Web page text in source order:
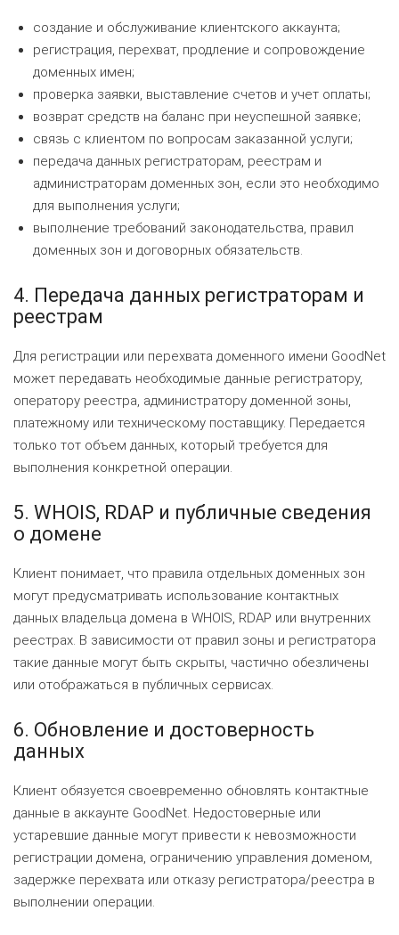
создание и обслуживание клиентского аккаунта;
регистрация, перехват, продление и сопровождение
доменных имен;
проверка заявки, выставление счетов и учет оплаты;
возврат средств на баланс при неуспешной заявке;
связь с клиентом по вопросам заказанной услуги;
передача данных регистраторам, реестрам и
администраторам доменных зон, если это необходимо
для выполнения услуги;
выполнение требований законодательства, правил
доменных зон и договорных обязательств.
4. Передача данных регистраторам и
реестрам
Для регистрации или перехвата доменного имени GoodNet
может передавать необходимые данные регистратору,
оператору реестра, администратору доменной зоны,
платежному или техническому поставщику. Передается
только тот объем данных, который требуется для
выполнения конкретной операции.
5. WHOIS, RDAP и публичные сведения
о домене
Клиент понимает, что правила отдельных доменных зон
могут предусматривать использование контактных
данных владельца домена в WHOIS, RDAP или внутренних
реестрах. В зависимости от правил зоны и регистратора
такие данные могут быть скрыты, частично обезличены
или отображаться в публичных сервисах.
6. Обновление и достоверность
данных
Клиент обязуется своевременно обновлять контактные
данные в аккаунте GoodNet. Недостоверные или
устаревшие данные могут привести к невозможности
регистрации домена, ограничению управления доменом,
задержке перехвата или отказу регистратора/реестра в
выполнении операции.